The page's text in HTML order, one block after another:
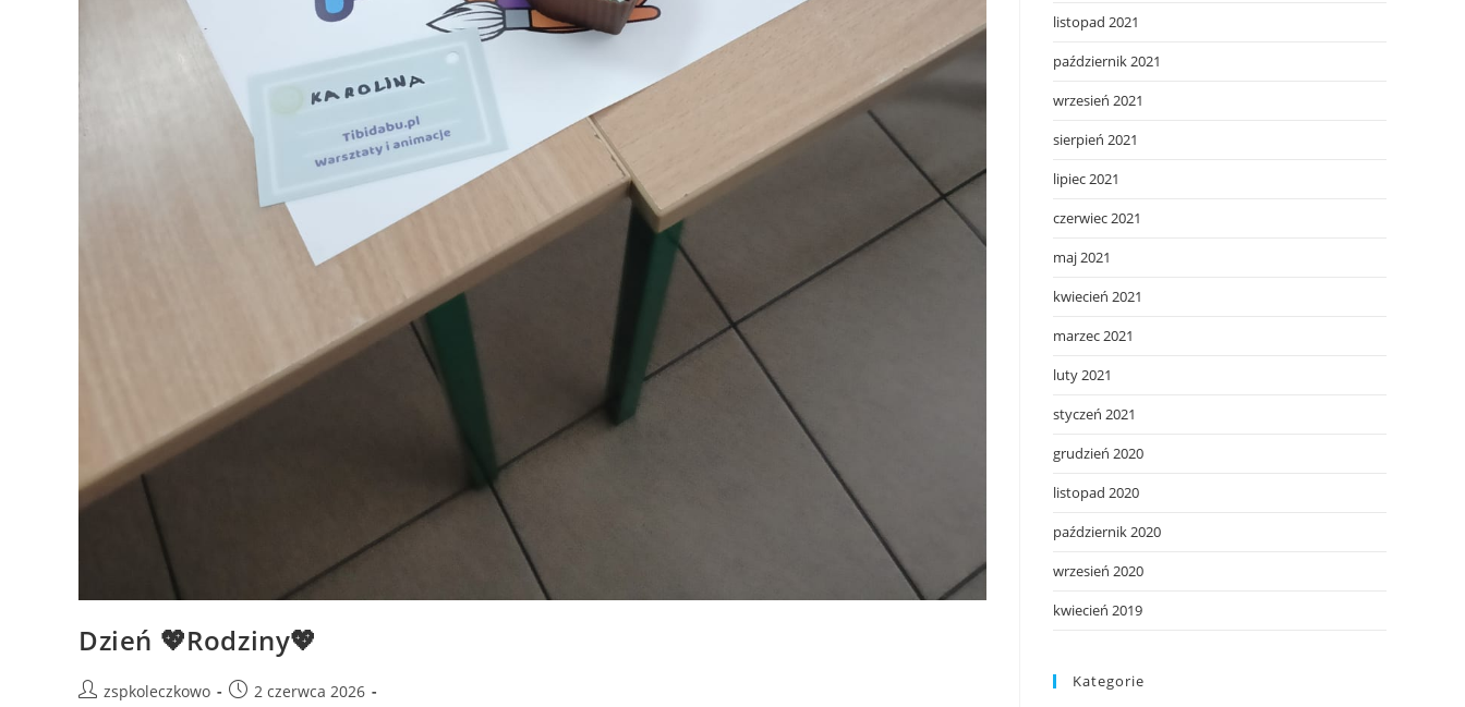
Dzień 💖Rodziny💖
zspkoleczkowo
2 czerwca 2026
listopad 2021
październik 2021
wrzesień 2021
sierpień 2021
lipiec 2021
czerwiec 2021
maj 2021
kwiecień 2021
marzec 2021
luty 2021
styczeń 2021
grudzień 2020
listopad 2020
październik 2020
wrzesień 2020
kwiecień 2019
Kategorie